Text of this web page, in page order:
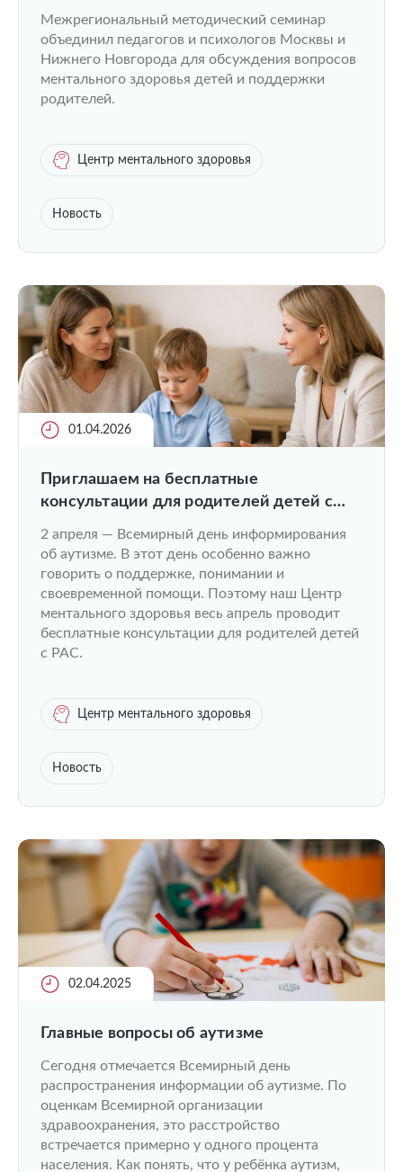
Межрегиональный методический семинар
объединил педагогов и психологов Москвы и
Нижнего Новгорода для обсуждения вопросов
ментального здоровья детей и поддержки
родителей.
Центр ментального здоровья
Новость
01.04.2026
Приглашаем на бесплатные
консультации для родителей детей с
2 апреля — Всемирный день информирования
об аутизме. В этот день особенно важно
говорить о поддержке, понимании и
своевременной помощи. Поэтому наш Центр
ментального здоровья весь апрель проводит
бесплатные консультации для родителей детей
с РАС.
Центр ментального здоровья
Новость
02.04.2025
Главные вопросы об аутизме
Сегодня отмечается Всемирный день
распространения информации об аутизме. По
оценкам Всемирной организации
здравоохранения, это расстройство
встречается примерно у одного процента
населения. Как понять, что у ребёнка аутизм,